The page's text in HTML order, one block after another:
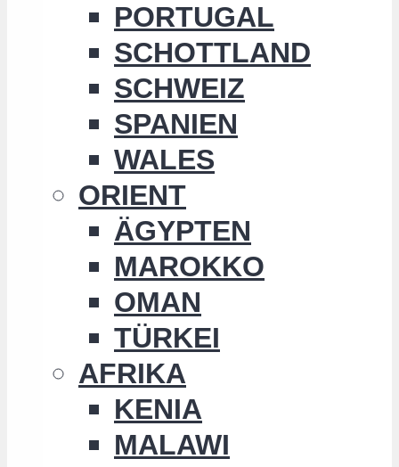
PORTUGAL
SCHOTTLAND
SCHWEIZ
SPANIEN
WALES
ORIENT
ÄGYPTEN
MAROKKO
OMAN
TÜRKEI
AFRIKA
KENIA
MALAWI